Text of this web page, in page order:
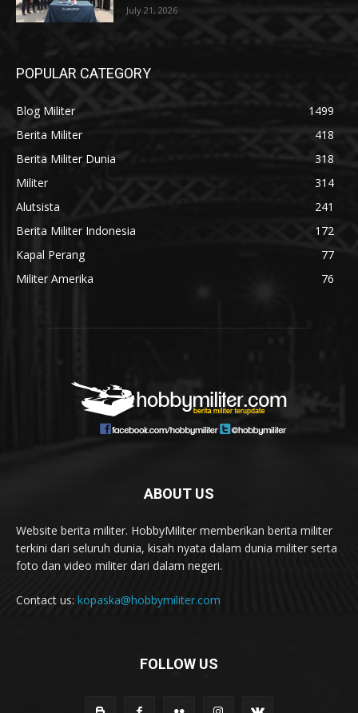
July 21, 2026
POPULAR CATEGORY
Blog Militer
1499
Berita Militer
418
Berita Militer Dunia
318
Militer
314
Alutsista
241
Berita Militer Indonesia
172
Kapal Perang
77
Militer Amerika
76
ABOUT US
Website berita militer. HobbyMiliter memberikan berita militer
terkini dari seluruh dunia, kisah nyata dalam dunia militer serta
foto dan video militer dari dalam negeri.
Contact us: kopaska@hobbymiliter.com
FOLLOW US